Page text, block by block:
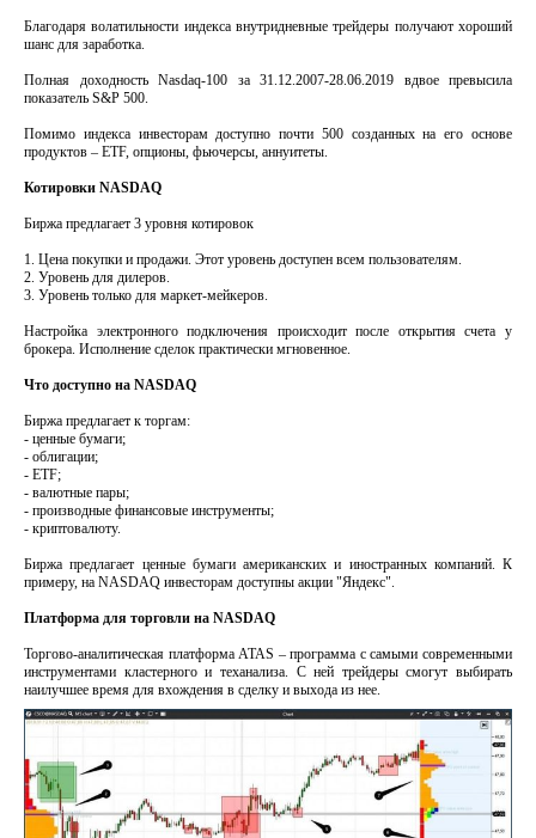
Благодаря волатильности индекса внутридневные трейдеры получают хороший
шанс для заработка.
Полная доходность Nasdaq-100 за 31.12.2007-28.06.2019 вдвое превысила
показатель S&P 500.
Помимо индекса инвесторам доступно почти 500 созданных на его основе
продуктов – ETF, опционы, фьючерсы, аннуитеты.
Котировки NASDAQ
Биржа предлагает 3 уровня котировок
1. Цена покупки и продажи. Этот уровень доступен всем пользователям.
2. Уровень для дилеров.
3. Уровень только для маркет-мейкеров.
Настройка электронного подключения происходит после открытия счета у
брокера. Исполнение сделок практически мгновенное.
Что доступно на NASDAQ
Биржа предлагает к торгам:
- ценные бумаги;
- облигации;
- ETF;
- валютные пары;
- производные финансовые инструменты;
- криптовалюту.
Биржа предлагает ценные бумаги американских и иностранных компаний. К
примеру, на NASDAQ инвесторам доступны акции "Яндекс".
Платформа для торговли на NASDAQ
Торгово-аналитическая платформа ATAS – программа с самыми современными
инструментами кластерного и теханализа. С ней трейдеры смогут выбирать
наилучшее время для вхождения в сделку и выхода из нее.